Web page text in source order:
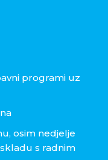
programi uz
osim nedjelje
s radnim